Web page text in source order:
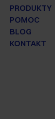
PRODUKTY
POMOC
BLOG
KONTAKT